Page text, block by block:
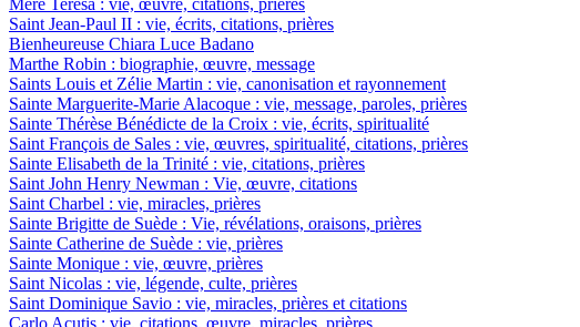
Mère Teresa : vie, œuvre, citations, prières
Saint Jean-Paul II : vie, écrits, citations, prières
Bienheureuse Chiara Luce Badano
Marthe Robin : biographie, œuvre, message
Saints Louis et Zélie Martin : vie, canonisation et rayonnement
Sainte Marguerite-Marie Alacoque : vie, message, paroles, prières
Sainte Thérèse Bénédicte de la Croix : vie, écrits, spiritualité
Saint François de Sales : vie, œuvres, spiritualité, citations, prières
Sainte Elisabeth de la Trinité : vie, citations, prières
Saint John Henry Newman : Vie, œuvre, citations
Saint Charbel : vie, miracles, prières
Sainte Brigitte de Suède : Vie, révélations, oraisons, prières
Sainte Catherine de Suède : vie, prières
Sainte Monique : vie, œuvre, prières
Saint Nicolas : vie, légende, culte, prières
Saint Dominique Savio : vie, miracles, prières et citations
Carlo Acutis : vie, citations, œuvre, miracles, prières